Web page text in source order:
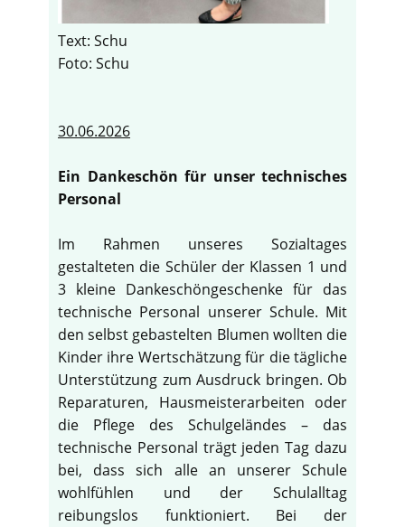
Text: Schu
Foto: Schu
30.06.2026
Ein Dankeschön für unser technisches
Personal
Im Rahmen unseres Sozialtages
gestalteten die Schüler der Klassen 1 und
3 kleine Dankeschöngeschenke für das
technische Personal unserer Schule. Mit
den selbst gebastelten Blumen wollten die
Kinder ihre Wertschätzung für die tägliche
Unterstützung zum Ausdruck bringen. Ob
Reparaturen, Hausmeisterarbeiten oder
die Pflege des Schulgeländes – das
technische Personal trägt jeden Tag dazu
bei, dass sich alle an unserer Schule
wohlfühlen und der Schulalltag
reibungslos funktioniert. Bei der